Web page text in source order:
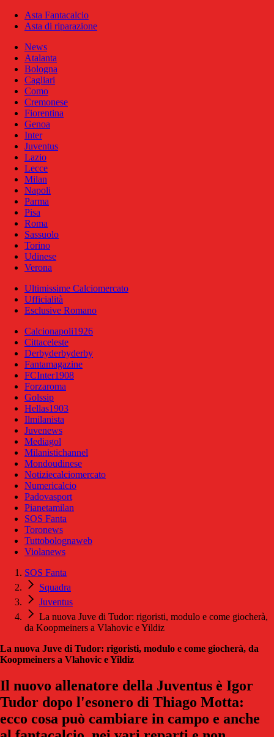
Asta Fantacalcio
Asta di riparazione
News
Atalanta
Bologna
Cagliari
Como
Cremonese
Fiorentina
Genoa
Inter
Juventus
Lazio
Lecce
Milan
Napoli
Parma
Pisa
Roma
Sassuolo
Torino
Udinese
Verona
Ultimissime Calciomercato
Ufficialità
Esclusive Romano
Calcionapoli1926
Cittaceleste
Derbyderbyderby
Fantamagazine
FCInter1908
Forzaroma
Golssip
Hellas1903
Ilmilanista
Juvenews
Mediagol
Milanistichannel
Mondoudinese
Notiziecalciomercato
Numericalcio
Padovasport
Pianetamilan
SOS Fanta
Toronews
Tuttobolognaweb
Violanews
SOS Fanta
Squadra
Juventus
La nuova Juve di Tudor: rigoristi, modulo e come giocherà,
da Koopmeiners a Vlahovic e Yildiz
La nuova Juve di Tudor: rigoristi, modulo e come giocherà, da
Koopmeiners a Vlahovic e Yildiz
Il nuovo allenatore della Juventus è Igor
Tudor dopo l'esonero di Thiago Motta:
ecco cosa può cambiare in campo e anche